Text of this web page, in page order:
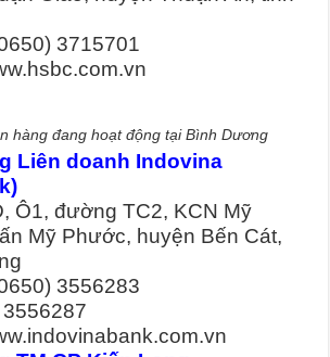
3715701
hàng đang hoạt động tại Bình Dương
Liên doanh Indovina
Ô1, đường TC2, KCN Mỹ
Mỹ Phước, huyện Bến Cát,
3556283